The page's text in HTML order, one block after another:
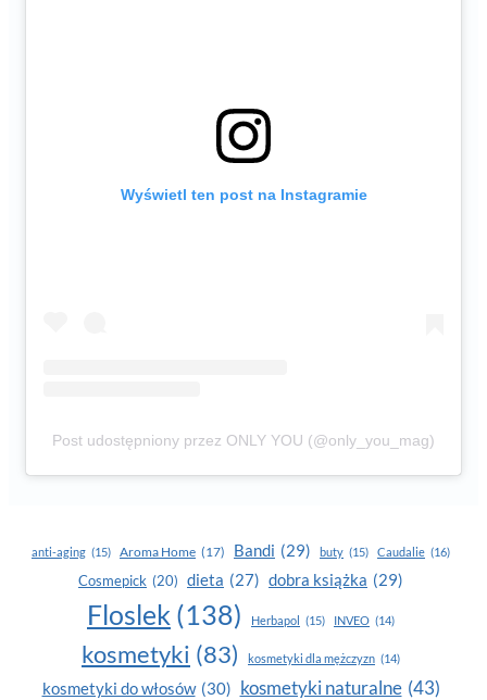
Wyświetl ten post na Instagramie
Post udostępniony przez ONLY YOU (@only_you_mag)
anti-aging (15) Aroma Home (17) Bandi (29) buty (15) Caudalie (16)
Cosmepick (20) dieta (27) dobra książka (29)
Floslek (138) Herbapol (15) INVEO (14)
kosmetyki (83) kosmetyki dla mężczyzn (14)
kosmetyki do włosów (30) kosmetyki naturalne (43)